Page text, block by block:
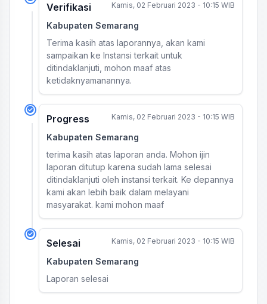
Verifikasi Kamis, 02 Februari 2023 - 10:15 WIB
Kabupaten Semarang
Terima kasih atas laporannya, akan kami
sampaikan ke Instansi terkait untuk
ditindaklanjuti, mohon maaf atas
ketidaknyamanannya.
Progress Kamis, 02 Februari 2023 - 10:15 WIB
Kabupaten Semarang
terima kasih atas laporan anda. Mohon ijin
laporan ditutup karena sudah lama selesai
ditindaklanjuti oleh instansi terkait. Ke depannya
kami akan lebih baik dalam melayani
masyarakat. kami mohon maaf
Selesai Kamis, 02 Februari 2023 - 10:15 WIB
Kabupaten Semarang
Laporan selesai